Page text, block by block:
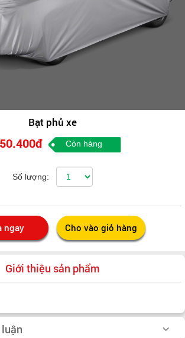
Bạt phủ xe
Còn hàng
Số lượng:
Giới thiệu sản phẩm